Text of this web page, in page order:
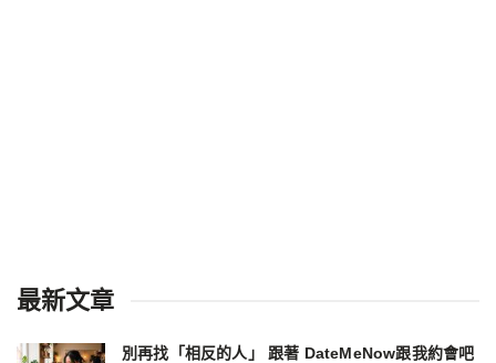
最新文章
別再找「相反的人」 跟著 DateMeNow跟我約會吧